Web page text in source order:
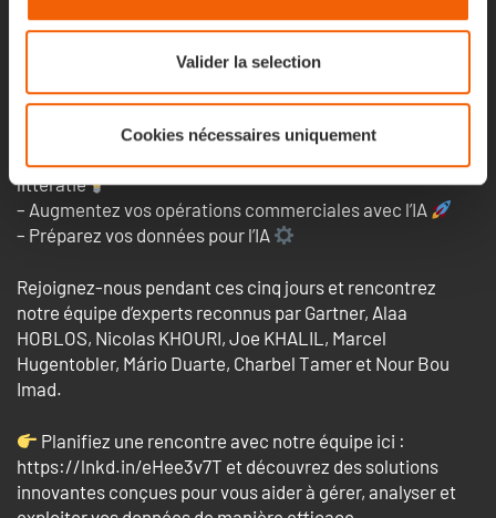
Valider la selection
Cookies nécessaires uniquement
C’est le jour 1 du sommet GITEX à #Dubaï! Nous
en intelligence artificielle et vous donnerons une
approche globale pour :
– Mettre en place votre gouvernance des données et votre
littératie
– Augmentez vos opérations commerciales avec l’IA
– Préparez vos données pour l’IA
Rejoignez-nous pendant ces cinq jours et rencontrez
notre équipe d’experts reconnus par Gartner, Alaa
HOBLOS, Nicolas KHOURI, Joe KHALIL, Marcel
Hugentobler, Mário Duarte, Charbel Tamer et Nour Bou
Imad.
Planifiez une rencontre avec notre équipe ici :
https://lnkd.in/eHee3v7T et découvrez des solutions
innovantes conçues pour vous aider à gérer, analyser et